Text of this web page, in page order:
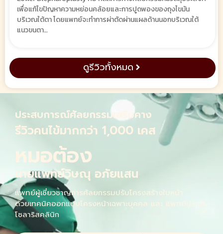
เพื่อแก้ไขปัญหาความหย่อนคล้อยและการปูดพองของถุงไขมัน
บริเวณใต้ตา โดยแพทย์จะทำการผ่าตัดผ่านแผลด้านนอกบริเวณใต้
แนวขนตา…
ดูรีวิวทั้งหมด
ประสบการณ์ศัลยกรรมเสริมคาง
รีวิวคนไข้มากกว่า 1,000 เคส
หมอต้อง
นายแพทย์วิษณุ อภัยแสน
แพทย์ผู้เชี่ยวชาญการศัลยกรรมปรับโครงสร้างใบหน้า
ด้วยเทคนิคออกแบบโครงหน้าเฉพาะบุคคล และ แพทย์ประจำ
โซลาริสคลินิก